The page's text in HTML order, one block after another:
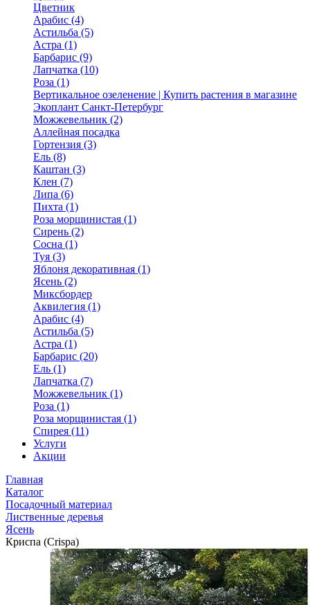
Цветник
Арабис (4)
Астильба (5)
Астра (1)
Барбарис (9)
Лапчатка (10)
Роза (1)
Вертикальное озеленение | Купить растения в магазине
Экоплант Санкт-Петербург
Можжевельник (2)
Аллейная посадка
Гортензия (3)
Ель (8)
Каштан (3)
Клен (7)
Липа (6)
Пихта (1)
Роза морщинистая (1)
Сирень (2)
Сосна (1)
Туя (3)
Яблоня декоративная (1)
Ясень (2)
Миксбордер
Аквилегия (1)
Арабис (4)
Астильба (5)
Астра (1)
Барбарис (20)
Ель (1)
Лапчатка (7)
Можжевельник (1)
Роза (1)
Роза морщинистая (1)
Спирея (11)
Услуги
Акции
Главная
Каталог
Посадочный материал
Лиственные деревья
Ясень
Криспа (Crispa)